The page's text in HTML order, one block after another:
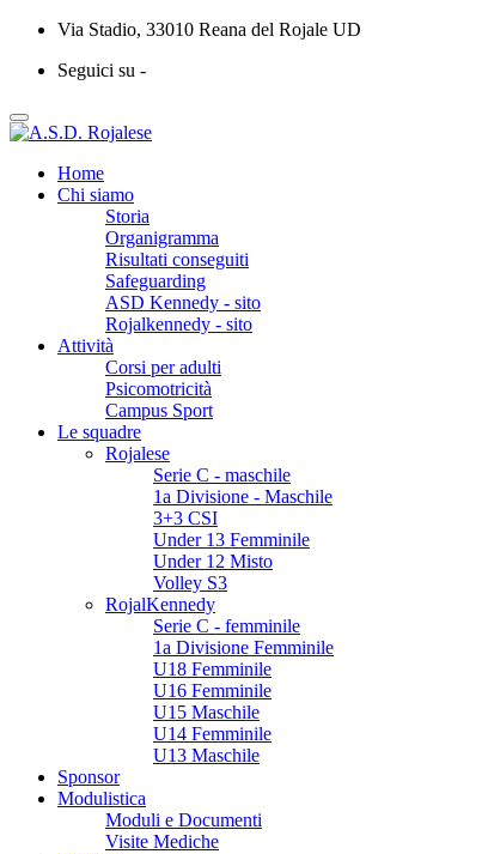
Via Stadio, 33010 Reana del Rojale UD
Seguici su -
Home
Chi siamo
Storia
Organigramma
Risultati conseguiti
Safeguarding
ASD Kennedy - sito
Rojalkennedy - sito
Attività
Corsi per adulti
Psicomotricità
Campus Sport
Le squadre
Rojalese
Serie C - maschile
1a Divisione - Maschile
3+3 CSI
Under 13 Femminile
Under 12 Misto
Volley S3
RojalKennedy
Serie C - femminile
1a Divisione Femminile
U18 Femminile
U16 Femminile
U15 Maschile
U14 Femminile
U13 Maschile
Sponsor
Modulistica
Moduli e Documenti
Visite Mediche